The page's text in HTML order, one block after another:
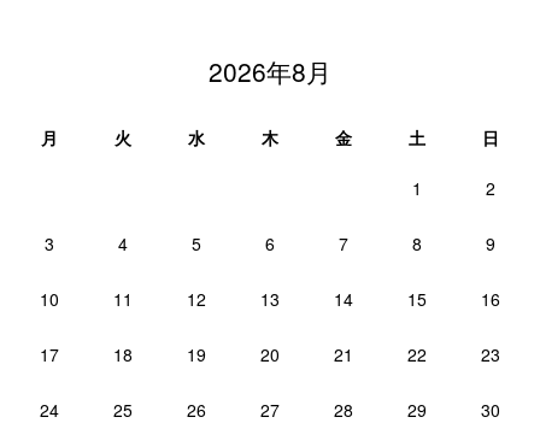
2026年8月
月 火 水 木 金 土 日
1 2
3 4 5 6 7 8 9
10 11 12 13 14 15 16
17 18 19 20 21 22 23
24 25 26 27 28 29 30